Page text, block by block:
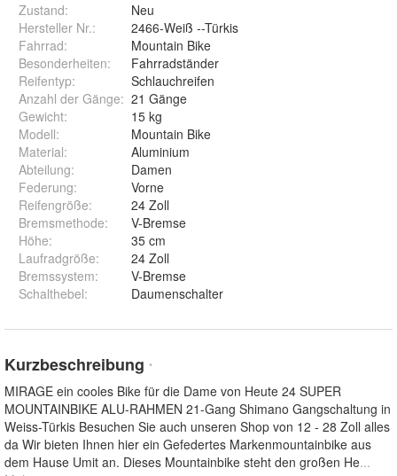
Zustand:
Neu
Hersteller Nr.:
2466-Weiß --Türkis
Fahrrad:
Mountain Bike
Besonderheiten:
Fahrradständer
Reifentyp:
Schlauchreifen
Anzahl der Gänge: 21 Gänge
Gewicht:
15 kg
Modell:
Mountain Bike
Material:
Aluminium
Abteilung:
Damen
Federung:
Vorne
Reifengröße:
24 Zoll
Bremsmethode:
V-Bremse
Höhe:
35 cm
Laufradgröße:
24 Zoll
Bremssystem:
V-Bremse
Schalthebel: Daumenschalter
Kurzbeschreibung *
MIRAGE ein cooles Bike für die Dame von Heute 24 SUPER
MOUNTAINBIKE ALU-RAHMEN 21-Gang Shimano Gangschaltung in
Weiss-Türkis Besuchen Sie auch unseren Shop von 12 - 28 Zoll alles
da Wir bieten Ihnen hier ein Gefedertes Markenmountainbike aus
dem Hause Umit an. Dieses Mountainbike steht den großen He...